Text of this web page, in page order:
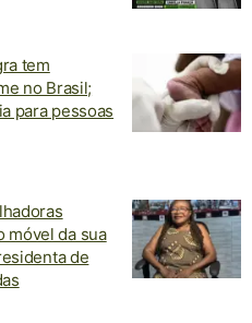
tem
no Brasil;
para pessoas
móvel da sua
de